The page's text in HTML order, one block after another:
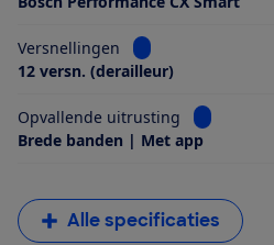
Versnellingen
Bekijk informatie
12 versn. (derailleur)
Opvallende uitrusting
Bekijk
Brede banden | Met app
Alle specificaties